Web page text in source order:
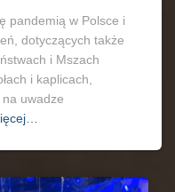
pandemią w Polsce i
dotyczących także
i Mszach
i kaplicach,
uwadze